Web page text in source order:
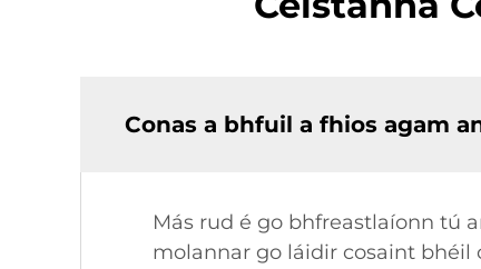
Conas a bhfuil a fhios agam
Más rud é go bhfreastlaíonn tú
molannar go láidir cosaint bhéil